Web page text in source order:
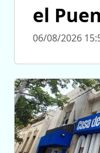
el
06/08/2026